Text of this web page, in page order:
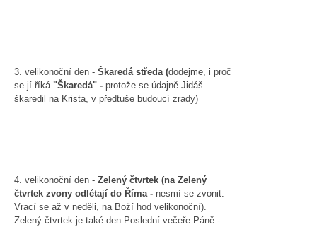
3. velikonoční den - Škaredá středa (dodejme, i proč
se jí říká"Škaredá" - protože se údajně Jidáš
škaredil na Krista, v předtuše budoucí zrady)
4. velikonoční den - Zelený čtvrtek (na Zelený
čtvrtek zvony odlétají do Říma - nesmí se zvonit:
Vrací se až v neděli, na Boží hod velikonoční).
Zelený čtvrtek je také den Poslední večeře Páně -